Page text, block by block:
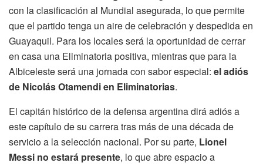
con la clasificación al Mundial asegurada, lo que permite
que el partido tenga un aire de celebración y despedida en
Guayaquil. Para los locales será la oportunidad de cerrar
en casa una Eliminatoria positiva, mientras que para la
Albiceleste será una jornada con sabor especial: el adiós
de Nicolás Otamendi en Eliminatorias.
El capitán histórico de la defensa argentina dirá adiós a
este capítulo de su carrera tras más de una década de
servicio a la selección nacional. Por su parte, Lionel
Messi no estará presente, lo que abre espacio a